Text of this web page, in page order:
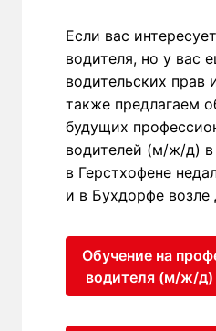
Если вас
водителя, но у вас
водительских прав
также предлагаем
будущих
водителей (м/ж/д)
в Герстхофене
и в Бухдорфе возле
Обучение на
водителя (м/ж/д)